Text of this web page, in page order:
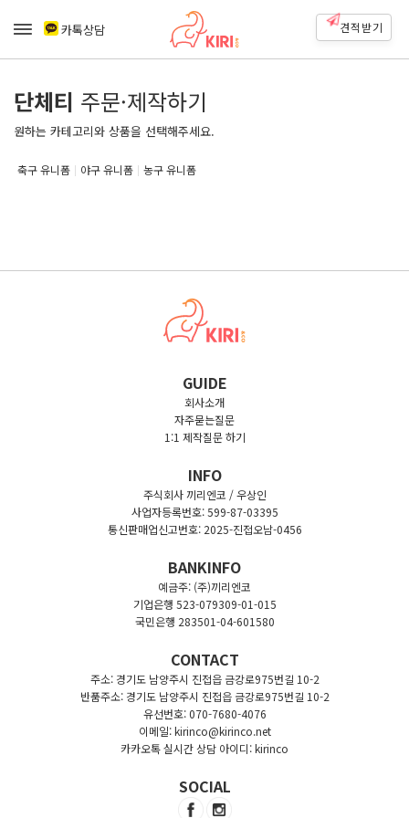
카톡상담 견적받기
단체티 주문·제작하기
원하는 카테고리와 상품을 선택해주세요.
축구 유니폼 야구 유니폼 농구 유니폼
GUIDE
회사소개
자주묻는질문
1:1 제작질문 하기
INFO
주식회사 끼리엔코 / 우상인
사업자등록번호: 599-87-03395
통신판매업신고번호: 2025-진접오남-0456
BANKINFO
예금주: (주)끼리엔코
기업은행 523-079309-01-015
국민은행 283501-04-601580
CONTACT
주소: 경기도 남양주시 진접읍 금강로975번길 10-2
반품주소: 경기도 남양주시 진접읍 금강로975번길 10-2
유선번호: 070-7680-4076
이메일: kirinco@kirinco.net
카카오톡 실시간 상담 아이디: kirinco
SOCIAL